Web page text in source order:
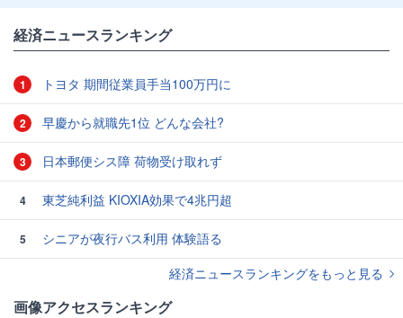
経済ニュースランキング
1 トヨタ 期間従業員手当100万円に
2 早慶から就職先1位 どんな会社?
3 日本郵便シス障 荷物受け取れず
4 東芝純利益 KIOXIA効果で4兆円超
5
シニアが夜行バス利用 体験語る
経済ニュースランキングをもっと見る
画像アクセスランキング